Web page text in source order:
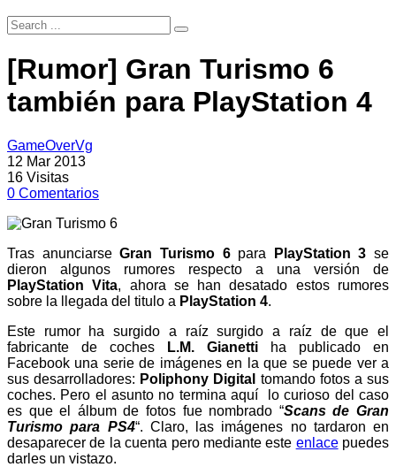
[Rumor] Gran Turismo 6
también para PlayStation 4
GameOverVg
12 Mar 2013
16 Visitas
0 Comentarios
Tras anunciarseGran Turismo 6para PlayStation 3 se
dieron algunos rumores respecto a una versión de
PlayStation Vita, ahora se han desatado estos rumores
sobre la llegada del titulo a PlayStation 4.
Este rumor ha surgido a raíz surgido a raíz de que el
fabricante de coches
L.M. Gianetti ha publicado en
Facebook una serie de imágenes en la que se puede ver a
sus desarrolladores: Poliphony Digital tomando fotos a sus
coches. Pero el asunto no termina aquí lo curioso del caso
es que el álbum de fotos fue nombrado “Scans de Gran
Turismo para PS4“. Claro, las imágenes no tardaron en
desaparecer de la cuenta pero mediante este enlacepuedes
darles un vistazo.